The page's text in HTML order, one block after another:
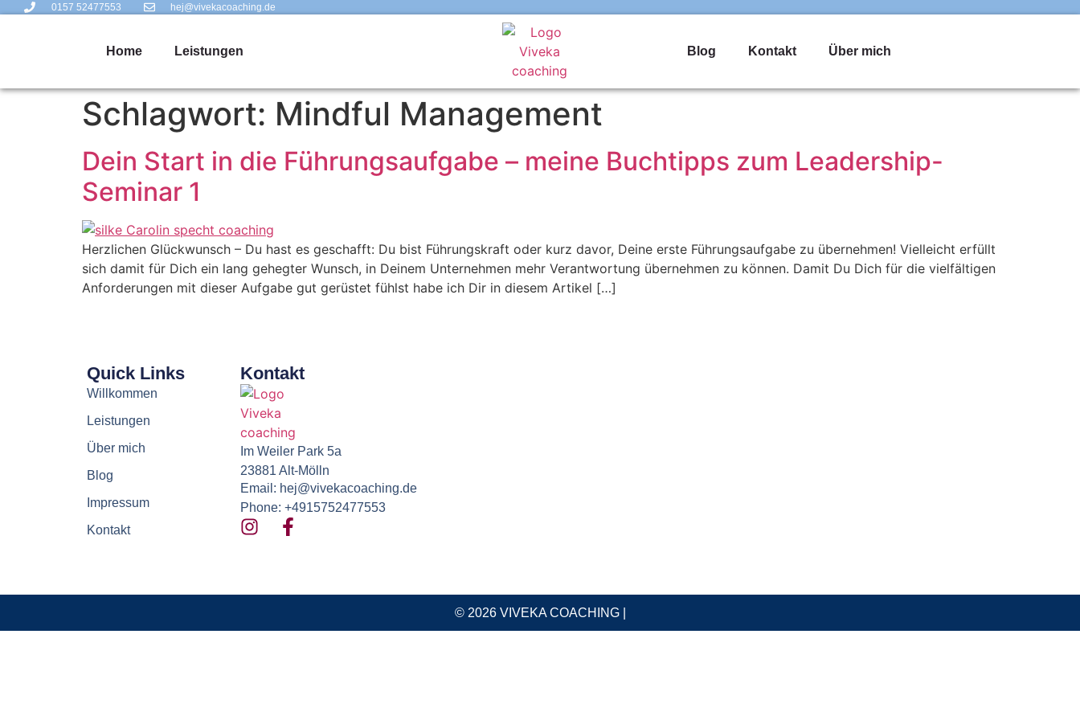
0157 52477553 hej@vivekacoaching.de
Home Leistungen Blog Kontakt Über mich
Schlagwort: Mindful Management
Dein Start in die Führungsaufgabe – meine Buchtipps zum Leadership-
Seminar 1
Herzlichen Glückwunsch – Du hast es geschafft: Du bist Führungskraft oder kurz davor, Deine erste Führungsaufgabe zu übernehmen! Vielleicht erfüllt
sich damit für Dich ein lang gehegter Wunsch, in Deinem Unternehmen mehr Verantwortung übernehmen zu können. Damit Du Dich für die vielfältigen
Anforderungen mit dieser Aufgabe gut gerüstet fühlst habe ich Dir in diesem Artikel […]
Quick Links
Willkommen
Leistungen
Über mich
Blog
Impressum
Kontakt
Kontakt
Im Weiler Park 5a
23881 Alt-Mölln
Email: hej@vivekacoaching.de
Phone: +4915752477553
© 2026 VIVEKA COACHING |